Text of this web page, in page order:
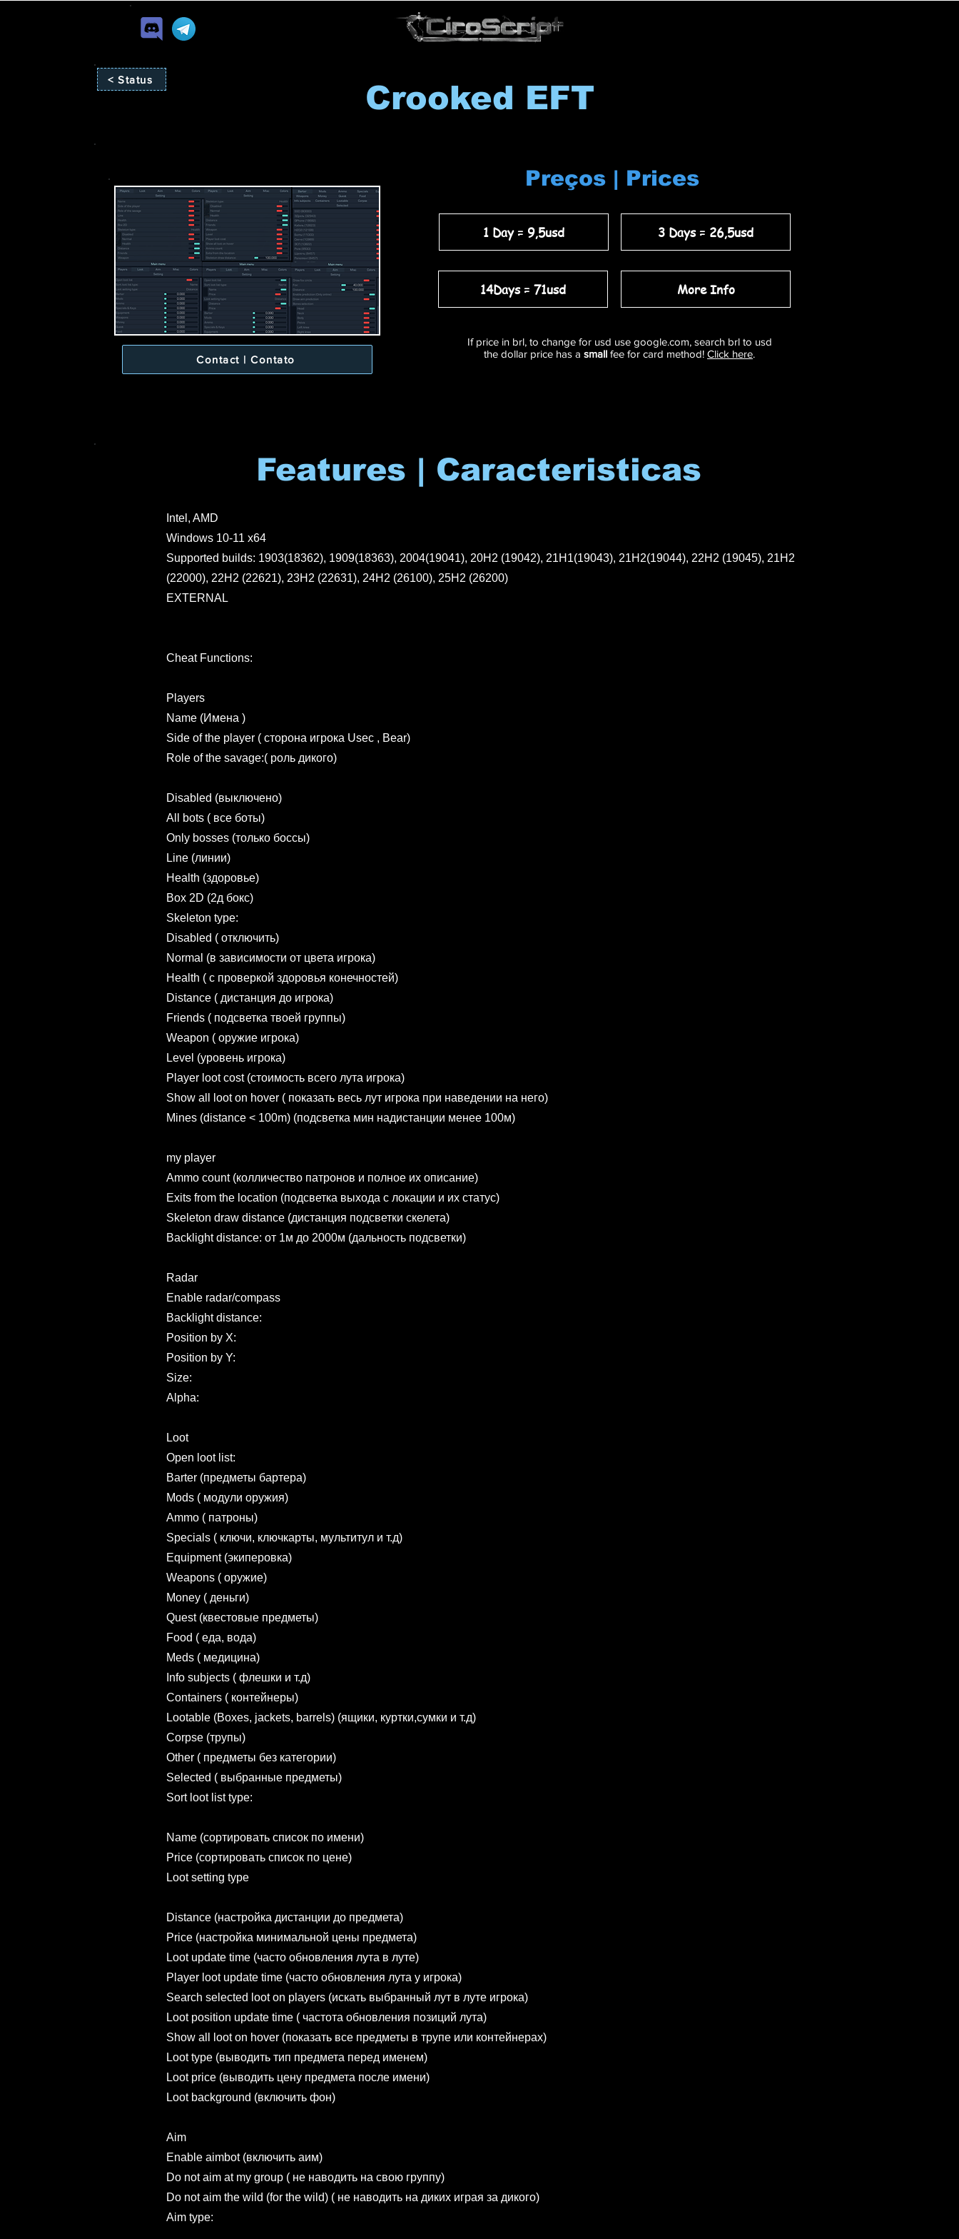
< Status Crooked EFT
Contact | Contato
Preços | Prices
1 Day = 9,5usd 3 Days = 26,5usd
14Days = 71usd More Info
If price in brl, to change for usd use google.com, search brl to usd
the dollar price has a small fee for card method! Click here.
Features | Caracteristicas
Intel, AMD
Windows 10-11 x64
Supported builds: 1903(18362), 1909(18363), 2004(19041), 20H2 (19042), 21H1(19043), 21H2(19044), 22H2 (19045), 21H2
(22000), 22H2 (22621), 23H2 (22631), 24H2 (26100), 25H2 (26200)
EXTERNAL
Cheat Functions:
Players
Name (Имена )
Side of the player ( сторона игрока Usec , Bear)
Role of the savage:( роль дикого)
Disabled (выключено)
All bots ( все боты)
Only bosses (только боссы)
Line (линии)
Health (здоровье)
Box 2D (2д бокс)
Skeleton type:
Disabled ( отключить)
Normal (в зависимости от цвета игрока)
Health ( с проверкой здоровья конечностей)
Distance ( дистанция до игрока)
Friends ( подсветка твоей группы)
Weapon ( оружие игрока)
Level (уровень игрока)
Player loot cost (стоимость всего лута игрока)
Show all loot on hover ( показать весь лут игрока при наведении на него)
Mines (distance < 100m) (подсветка мин надистанции менее 100м)
my player
Ammo count (колличество патронов и полное их описание)
Exits from the location (подсветка выхода с локации и их статус)
Skeleton draw distance (дистанция подсветки скелета)
Backlight distance: от 1м до 2000м (дальность подсветки)
Radar
Enable radar/compass
Backlight distance:
Position by X:
Position by Y:
Size:
Alpha:
Loot
Open loot list:
Barter (предметы бартера)
Mods ( модули оружия)
Ammo ( патроны)
Specials ( ключи, ключкарты, мультитул и т.д)
Equipment (экиперовка)
Weapons ( оружие)
Money ( деньги)
Quest (квестовые предметы)
Food ( еда, вода)
Meds ( медицина)
Info subjects ( флешки и т.д)
Containers ( контейнеры)
Lootable (Boxes, jackets, barrels) (ящики, куртки,сумки и т.д)
Corpse (трупы)
Other ( предметы без категории)
Selected ( выбранные предметы)
Sort loot list type:
Name (сортировать список по имени)
Price (сортировать список по цене)
Loot setting type
Distance (настройка дистанции до предмета)
Price (настройка минимальной цены предмета)
Loot update time (часто обновления лута в луте)
Player loot update time (часто обновления лута у игрока)
Search selected loot on players (искать выбранный лут в луте игрока)
Loot position update time ( частота обновления позиций лута)
Show all loot on hover (показать все предметы в трупе или контейнерах)
Loot type (выводить тип предмета перед именем)
Loot price (выводить цену предмета после имени)
Loot background (включить фон)
Aim
Enable aimbot (включить аим)
Do not aim at my group ( не наводить на свою группу)
Do not aim the wild (for the wild) ( не наводить на диких играя за дикого)
Aim type: